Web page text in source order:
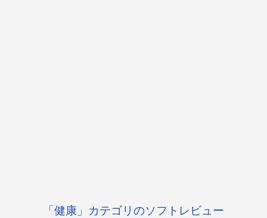
「健康」カテゴリのソフトレビュー